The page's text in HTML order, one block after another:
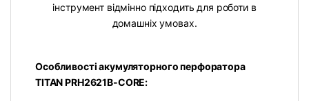
інструмент відмінно підходить для роботи в
домашніх умовах.
Особливості акумуляторного перфоратора
TITAN PRH2621B-CORE: